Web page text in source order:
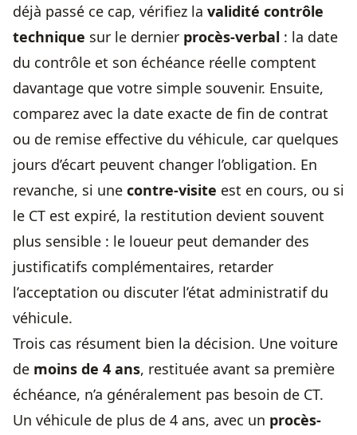
déjà passé ce cap, vérifiez la validité contrôle
technique sur le dernier procès-verbal : la date
du contrôle et son échéance réelle comptent
davantage que votre simple souvenir. Ensuite,
comparez avec la date exacte de fin de contrat
ou de remise effective du véhicule, car quelques
jours d’écart peuvent changer l’obligation. En
revanche, si une contre-visite est en cours, ou si
le CT est expiré, la restitution devient souvent
plus sensible : le loueur peut demander des
justificatifs complémentaires, retarder
l’acceptation ou discuter l’état administratif du
véhicule.
Trois cas résument bien la décision. Une voiture
de moins de 4 ans, restituée avant sa première
échéance, n’a généralement pas besoin de CT.
Un véhicule de plus de 4 ans, avec un procès-